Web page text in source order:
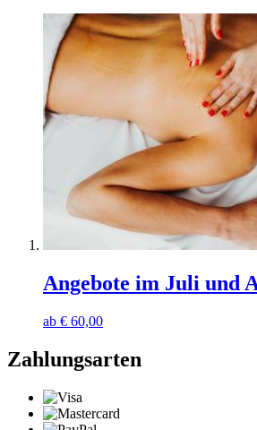
Angebote im Juli und
ab € 60,00
Zahlungsarten